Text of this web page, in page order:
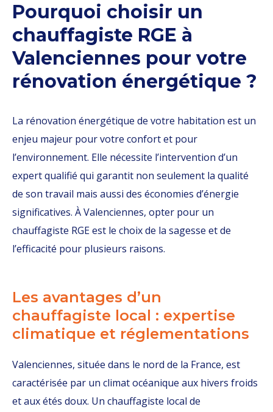
Pourquoi choisir un
chauffagiste RGE à
Valenciennes pour votre
rénovation énergétique ?
La rénovation énergétique de votre habitation est un
enjeu majeur pour votre confort et pour
l’environnement. Elle nécessite l’intervention d’un
expert qualifié qui garantit non seulement la qualité
de son travail mais aussi des économies d’énergie
significatives. À Valenciennes, opter pour un
chauffagiste RGE est le choix de la sagesse et de
l’efficacité pour plusieurs raisons.
Les avantages d’un
chauffagiste local : expertise
climatique et réglementations
Valenciennes, située dans le nord de la France, est
caractérisée par un climat océanique aux hivers froids
et aux étés doux. Un chauffagiste local de